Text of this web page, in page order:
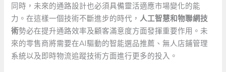
同時，未來的通路設計也必須具備靈活適應市場變化的能
力。在這樣一個技術不斷進步的時代，人工智慧和物聯網技
術勢必在提升通路效率及顧客滿意度方面發揮重要作用。未
來的零售商將需要在AI驅動的智能選品推薦、無人店鋪管理
系統以及即時物流追蹤技術方面進行更多的投入。